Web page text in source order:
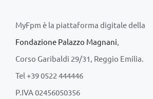
MyFpm è la piattaforma digitale della
Fondazione Palazzo Magnani,
Corso Garibaldi 29/31, Reggio Emilia.
Tel +39 0522 444446
P.IVA 02456050356